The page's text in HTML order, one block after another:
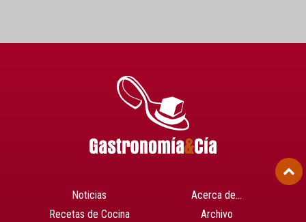
Noticias
Recetas de Cocina
Acerca de…
Archivo